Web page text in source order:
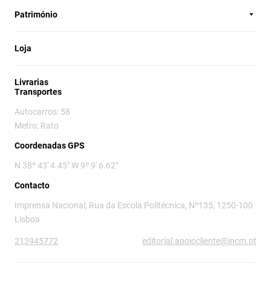
Património
Loja
Livrarias
Transportes
Autocarros: 58
Metro: Rato
Coordenadas GPS
N 38º 43' 4.45" W 9º 9' 6.62"
Contacto
Imprensa Nacional, Rua da Escola Politécnica, Nº135, 1250-100
Lisboa
213945772 editorial.apoiocliente@incm.pt